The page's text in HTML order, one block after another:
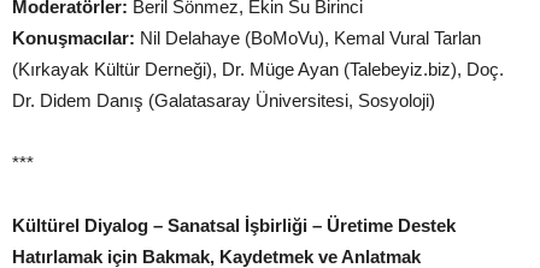
Moderatörler: Beril Sönmez, Ekin Su Birinci
Konuşmacılar: Nil Delahaye (BoMoVu), Kemal Vural Tarlan
(Kırkayak Kültür Derneği), Dr. Müge Ayan (Talebeyiz.biz), Doç.
Dr. Didem Danış (Galatasaray Üniversitesi, Sosyoloji)
***
Kültürel Diyalog – Sanatsal İşbirliği – Üretime Destek
Hatırlamak için Bakmak, Kaydetmek ve Anlatmak